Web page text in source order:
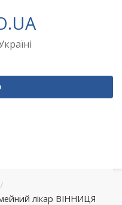
/
лікар ВІННИЦЯ